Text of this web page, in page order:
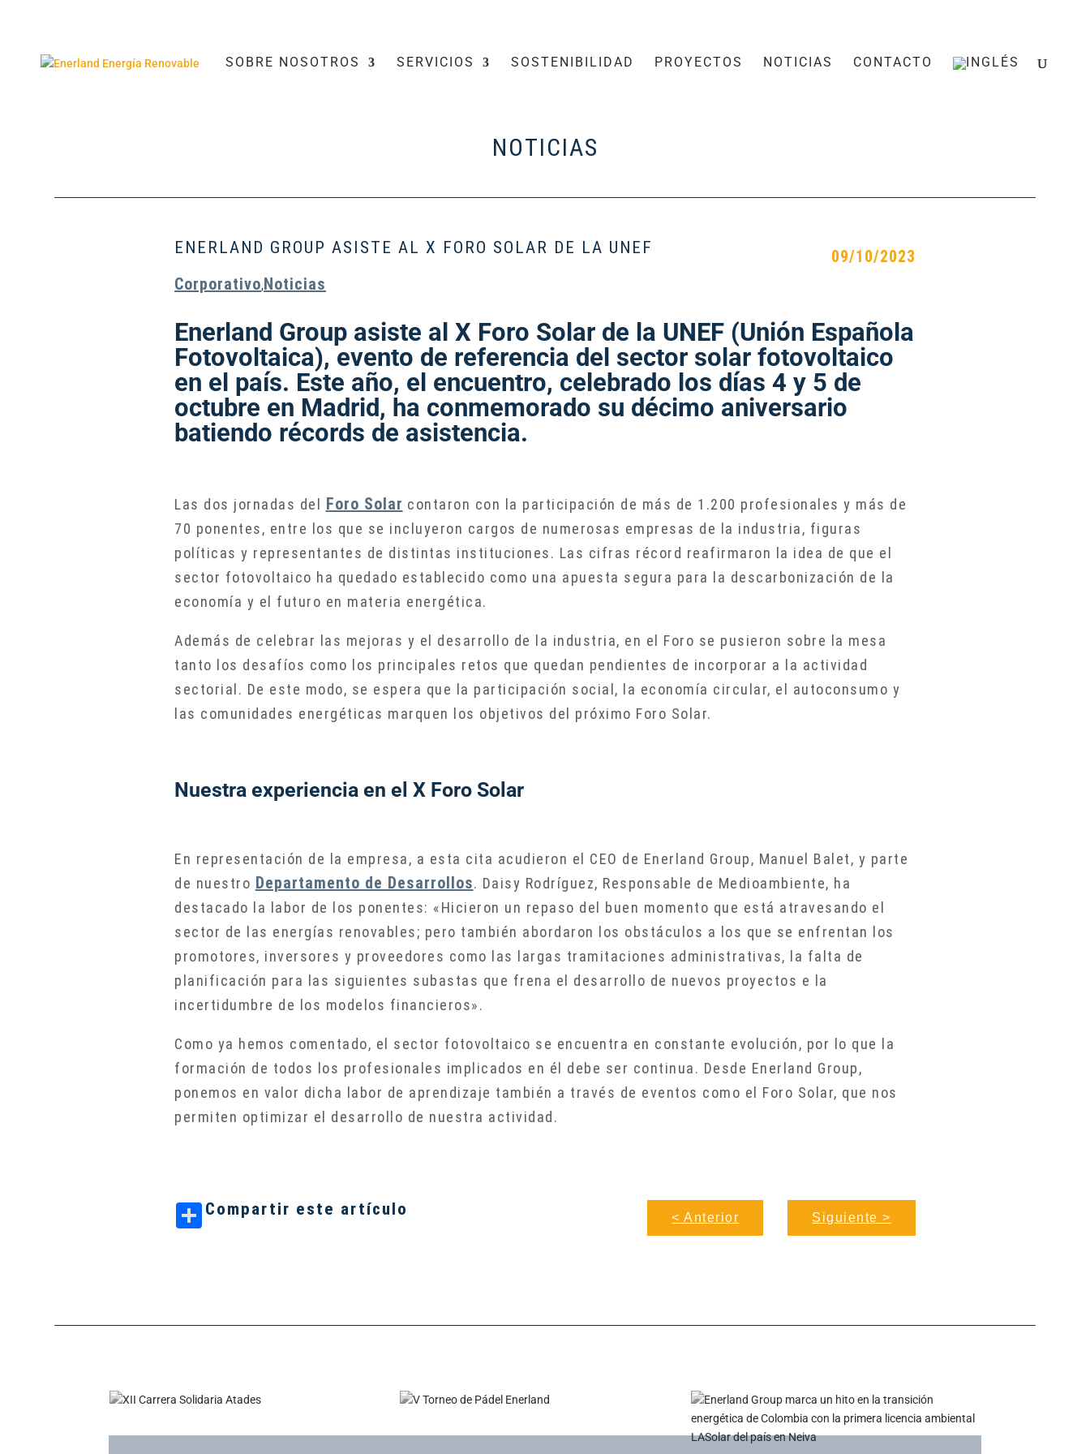
SOBRE NOSOTROS SERVICIOS SOSTENIBILIDAD PROYECTOS NOTICIAS CONTACTO
NOTICIAS
ENERLAND GROUP ASISTE AL X FORO SOLAR DE LA UNEF
Corporativo,Noticias
09/10/2023
Enerland Group asiste al X Foro Solar de la UNEF (Unión Española
Fotovoltaica), evento de referencia del sector solar fotovoltaico
en el país. Este año, el encuentro, celebrado los días 4 y 5 de
octubre en Madrid, ha conmemorado su décimo aniversario
batiendo récords de asistencia.
Las dos jornadas del Foro Solar contaron con la participación de más de 1.200 profesionales y más de
70 ponentes, entre los que se incluyeron cargos de numerosas empresas de la industria, figuras
políticas y representantes de distintas instituciones. Las cifras récord reafirmaron la idea de que el
sector fotovoltaico ha quedado establecido como una apuesta segura para la descarbonización de la
economía y el futuro en materia energética.
Además de celebrar las mejoras y el desarrollo de la industria, en el Foro se pusieron sobre la mesa
tanto los desafíos como los principales retos que quedan pendientes de incorporar a la actividad
sectorial. De este modo, se espera que la participación social, la economía circular, el autoconsumo y
las comunidades energéticas marquen los objetivos del próximo Foro Solar.
Nuestra experiencia en el X Foro Solar
En representación de la empresa, a esta cita acudieron el CEO de Enerland Group, Manuel Balet, y parte
de nuestro Departamento de Desarrollos. Daisy Rodríguez, Responsable de Medioambiente, ha
destacado la labor de los ponentes: «Hicieron un repaso del buen momento que está atravesando el
sector de las energías renovables; pero también abordaron los obstáculos a los que se enfrentan los
promotores, inversores y proveedores como las largas tramitaciones administrativas, la falta de
planificación para las siguientes subastas que frena el desarrollo de nuevos proyectos e la
incertidumbre de los modelos financieros».
Como ya hemos comentado, el sector fotovoltaico se encuentra en constante evolución, por lo que la
formación de todos los profesionales implicados en él debe ser continua. Desde Enerland Group,
ponemos en valor dicha labor de aprendizaje también a través de eventos como el Foro Solar, que nos
permiten optimizar el desarrollo de nuestra actividad.
Compartir este artículo < Anterior Siguiente >